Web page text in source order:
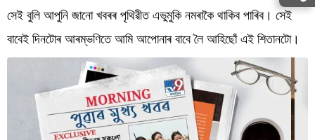
খেল
প্ৰযুক্তি
সেই বুলি আপুনি জানো খবৰৰ পৃথিৱীত এভুমুকি নমৰাকৈ থাকিব পাৰিব। সেই
বাবেই দিনটোৰ আৰম্ভণিতে আমি আপোনাৰ বাবে লৈ আহিছোঁ এই শিতানটো।